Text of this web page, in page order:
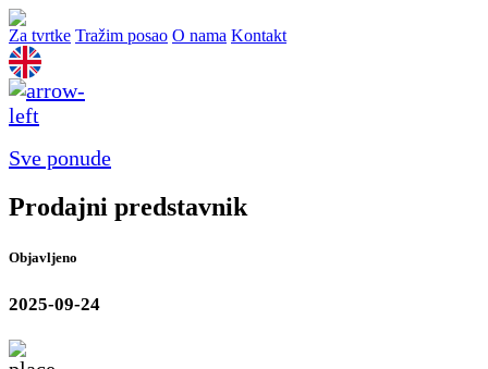
Za tvrtke Tražim posao O nama Kontakt
Sve ponude
Prodajni predstavnik
Objavljeno
2025-09-24